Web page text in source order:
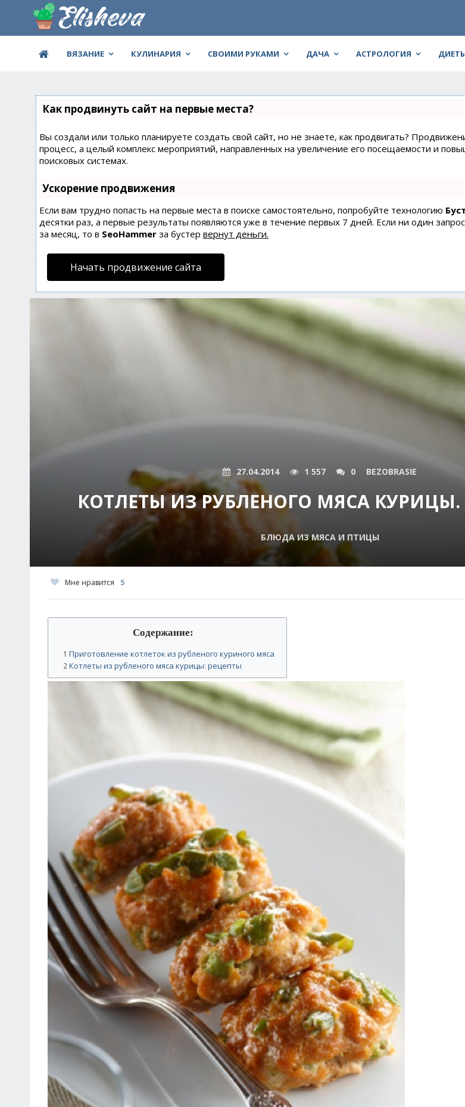
ВЯЗАНИЕ КУЛИНАРИЯ СВОИМИ РУКАМИ ДАЧА АСТРОЛОГИЯ
Как продвинуть сайт на первые места?
Вы создали или только планируете создать свой сайт, но не знаете, как продвигать?
процесс, а целый комплекс мероприятий, направленных на увеличение его посещаемости и
поисковых системах.
Ускорение продвижения
Если вам трудно попасть на первые места в поиске самостоятельно, попробуйте технологию
десятки раз, а первые результаты появляются уже в течение первых 7 дней. Если ни один
за месяц, то в SeoHammer за бустер вернут деньги.
Начать продвижение сайта
27.04.2014 1 557 0 BEZOBRASIE
КОТЛЕТЫ ИЗ РУБЛЕНОГО МЯСА КУРИЦЫ.
БЛЮДА ИЗ МЯСА И ПТИЦЫ
Мне нравится 5
Содержание:
1 Приготовление котлеток из рубленого куриного мяса
2 Котлеты из рубленого мяса курицы: рецепты